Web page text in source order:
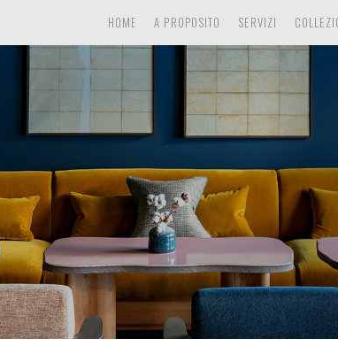
HOME A PROPOSITO SERVIZI